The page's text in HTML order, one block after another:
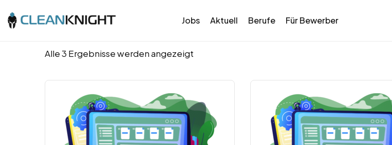
Jobs Aktuell Berufe Für Bewerber
Alle 3 Ergebnisse werden angezeigt